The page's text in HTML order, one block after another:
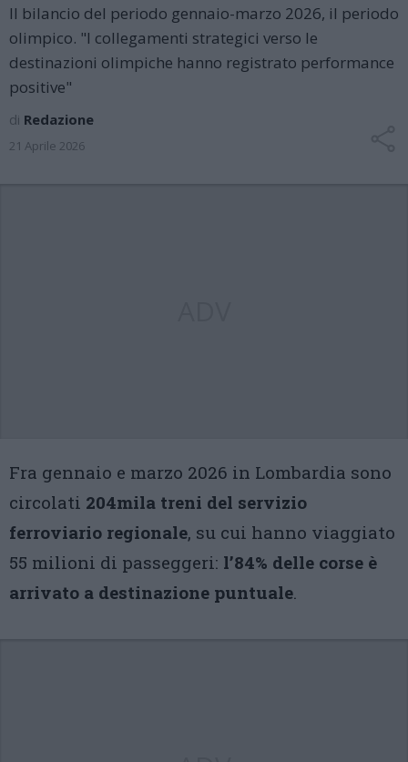
Il bilancio del periodo gennaio-marzo 2026, il periodo
olimpico. "I collegamenti strategici verso le
destinazioni olimpiche hanno registrato performance
positive"
di Redazione
21 Aprile 2026
Fra gennaio e marzo 2026 in Lombardia sono
circolati 204mila treni del servizio
ferroviario regionale, su cui hanno viaggiato
55 milioni di passeggeri: l’84% delle corse è
arrivato a destinazione puntuale.